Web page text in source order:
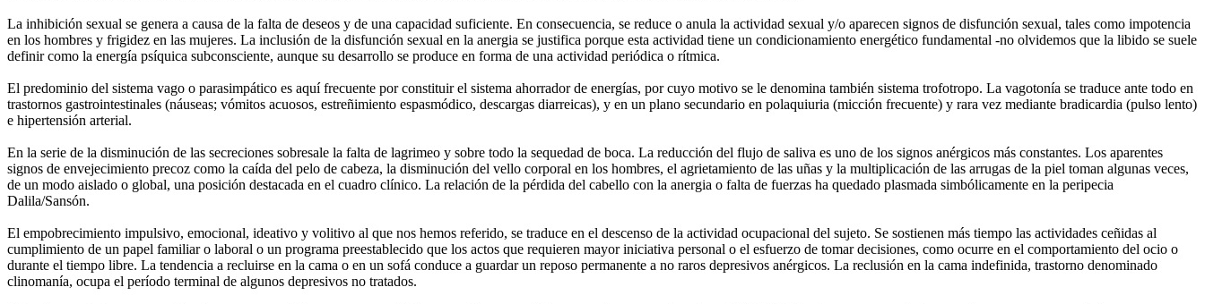
La inhibición sexual se genera a causa de la falta de deseos y de una capacidad suficiente. En consecuencia, se reduce o anula la actividad sexual y/o aparecen signos de disfunción sexual, tales como impotencia
en los hombres y frigidez en las mujeres. La inclusión de la disfunción sexual en la anergia se justifica porque esta actividad tiene un condicionamiento energético fundamental -no olvidemos que la libido se suele
definir como la energía psíquica subconsciente, aunque su desarrollo se produce en forma de una actividad periódica o rítmica.
El predominio del sistema vago o parasimpático es aquí frecuente por constituir el sistema ahorrador de energías, por cuyo motivo se le denomina también sistema trofotropo. La vagotonía se traduce ante todo en
trastornos gastrointestinales (náuseas; vómitos acuosos, estreñimiento espasmódico, descargas diarreicas), y en un plano secundario en polaquiuria (micción frecuente) y rara vez mediante bradicardia (pulso lento)
e hipertensión arterial.
En la serie de la disminución de las secreciones sobresale la falta de lagrimeo y sobre todo la sequedad de boca. La reducción del flujo de saliva es uno de los signos anérgicos más constantes. Los aparentes
signos de envejecimiento precoz como la caída del pelo de cabeza, la disminución del vello corporal en los hombres, el agrietamiento de las uñas y la multiplicación de las arrugas de la piel toman algunas veces,
de un modo aislado o global, una posición destacada en el cuadro clínico. La relación de la pérdida del cabello con la anergia o falta de fuerzas ha quedado plasmada simbólicamente en la peripecia
Dalila/Sansón.
El empobrecimiento impulsivo, emocional, ideativo y volitivo al que nos hemos referido, se traduce en el descenso de la actividad ocupacional del sujeto. Se sostienen más tiempo las actividades ceñidas al
cumplimiento de un papel familiar o laboral o un programa preestablecido que los actos que requieren mayor iniciativa personal o el esfuerzo de tomar decisiones, como ocurre en el comportamiento del ocio o
durante el tiempo libre. La tendencia a recluirse en la cama o en un sofá conduce a guardar un reposo permanente a no raros depresivos anérgicos. La reclusión en la cama indefinida, trastorno denominado
clinomanía, ocupa el período terminal de algunos depresivos no tratados.